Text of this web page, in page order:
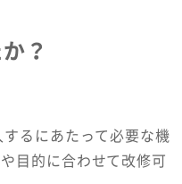
？
るにあたって必要な機
目的に合わせて改修可